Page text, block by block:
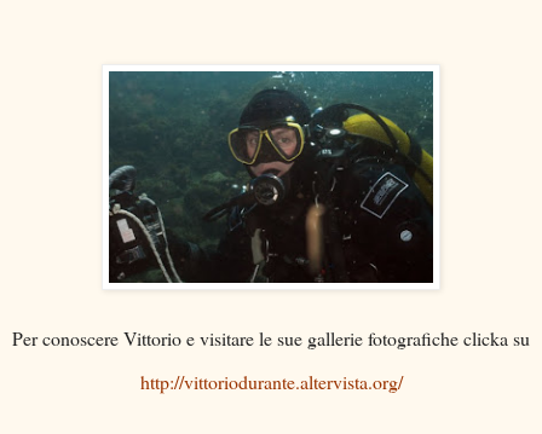
Per conoscere Vittorio e visitare le sue gallerie fotografiche clicka su
http://vittoriodurante.altervista.org/